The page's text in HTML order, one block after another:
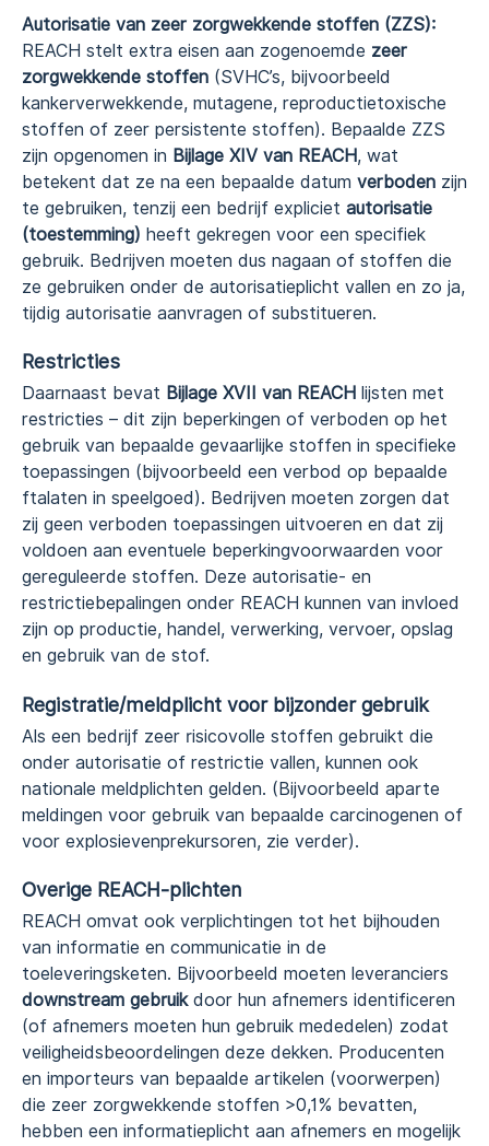
Autorisatie van zeer zorgwekkende stoffen (ZZS):
REACH stelt extra eisen aan zogenoemde zeer
zorgwekkende stoffen (SVHC’s, bijvoorbeeld
kankerverwekkende, mutagene, reproductietoxische
stoffen of zeer persistente stoffen). Bepaalde ZZS
zijn opgenomen in Bijlage XIV van REACH, wat
betekent dat ze na een bepaalde datum verboden zijn
te gebruiken, tenzij een bedrijf expliciet autorisatie
(toestemming) heeft gekregen voor een specifiek
gebruik. Bedrijven moeten dus nagaan of stoffen die
ze gebruiken onder de autorisatieplicht vallen en zo ja,
tijdig autorisatie aanvragen of substitueren.
Restricties
Daarnaast bevat Bijlage XVII van REACH lijsten met
restricties – dit zijn beperkingen of verboden op het
gebruik van bepaalde gevaarlijke stoffen in specifieke
toepassingen (bijvoorbeeld een verbod op bepaalde
ftalaten in speelgoed). Bedrijven moeten zorgen dat
zij geen verboden toepassingen uitvoeren en dat zij
voldoen aan eventuele beperkingvoorwaarden voor
gereguleerde stoffen. Deze autorisatie- en
restrictiebepalingen onder REACH kunnen van invloed
zijn op productie, handel, verwerking, vervoer, opslag
en gebruik van de stof.
Registratie/meldplicht voor bijzonder gebruik
Als een bedrijf zeer risicovolle stoffen gebruikt die
onder autorisatie of restrictie vallen, kunnen ook
nationale meldplichten gelden. (Bijvoorbeeld aparte
meldingen voor gebruik van bepaalde carcinogenen of
voor explosievenprekursoren, zie verder).
Overige REACH-plichten
REACH omvat ook verplichtingen tot het bijhouden
van informatie en communicatie in de
toeleveringsketen. Bijvoorbeeld moeten leveranciers
downstream gebruikdoor hun afnemers identificeren
(of afnemers moeten hun gebruik mededelen) zodat
veiligheidsbeoordelingen deze dekken. Producenten
en importeurs van bepaalde artikelen (voorwerpen)
die zeer zorgwekkende stoffen >0,1% bevatten,
hebben een informatieplicht aan afnemers en mogelijk